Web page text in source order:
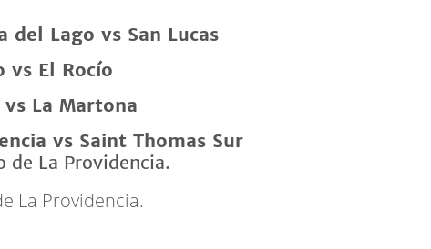
del Lago vs San Lucas
vs El Rocío
La Martona
vs Saint Thomas Sur
La Providencia.